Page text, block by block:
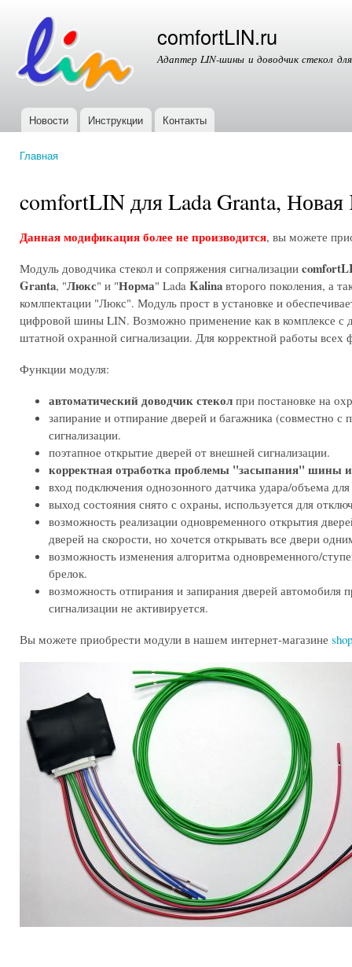
comfortLIN.ru
Адаптер LIN-шины и доводчик стекол
Главное меню
Новости Инструкции Контакты
Главная
comfortLIN для Lada Granta,
Данная модификация более не производится, вы можете
Модуль доводчика стекол и сопряжения сигнализации
Granta, "Люкс" и "Норма" Lada Kalina второго поколения, а
комлпектации "Люкс". Модуль прост в установке и
цифровой шины LIN. Возможно применение как в комплексе с
штатной охранной сигнализации. Для корректной работы
Функции модуля:
автоматический доводчик стекол при постановке на
запирание и отпирание дверей и багажника (совместно
сигнализации.
поэтапное открытие дверей от внешней сигнализации.
корректная отработка проблемы "засыпания" шины и
вход подключения однозонного датчика удара/объема
выход состояния снято с охраны, используется для
возможность реализации одновременного открытия
дверей на скорости, но хочется открывать все двери
возможность изменения алгоритма одновременного/
брелок.
возможность отпирания и запирания дверей
сигнализации не активируется.
Вы можете приобрести модули в нашем интернет-магазине